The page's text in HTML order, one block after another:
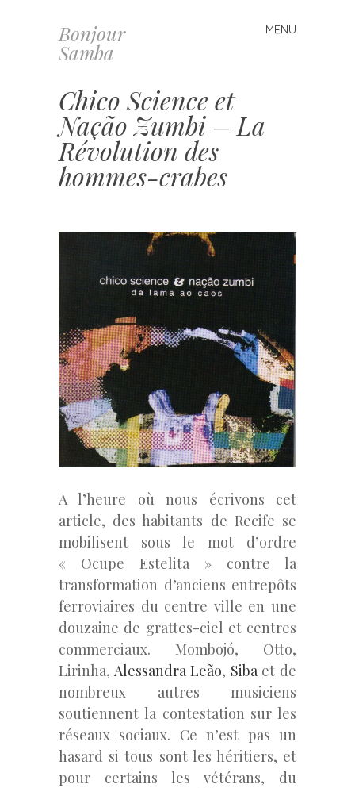
Bonjour
Samba
MENU
Skip
to
Chico Science et
Nação Zumbi – La
Révolution des
hommes-crabes
A l’heure où nous écrivons cet
article, des habitants de Recife se
mobilisent sous le mot d’ordre
« Ocupe Estelita » contre la
transformation d’anciens entrepôts
ferroviaires du centre ville en une
douzaine de grattes-ciel et centres
commerciaux. Mombojó, Otto,
Lirinha, Alessandra Leão, Siba et de
nombreux autres musiciens
soutiennent la contestation sur les
réseaux sociaux. Ce n’est pas un
hasard si tous sont les héritiers, et
pour certains les vétérans, du